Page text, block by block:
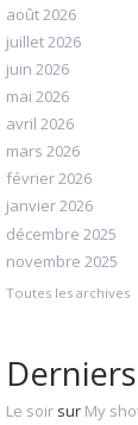
août 2026
juillet 2026
juin 2026
mai 2026
avril 2026
mars 2026
février 2026
janvier 2026
décembre 2025
novembre 2025
Toutes les archives
Le soir sur My